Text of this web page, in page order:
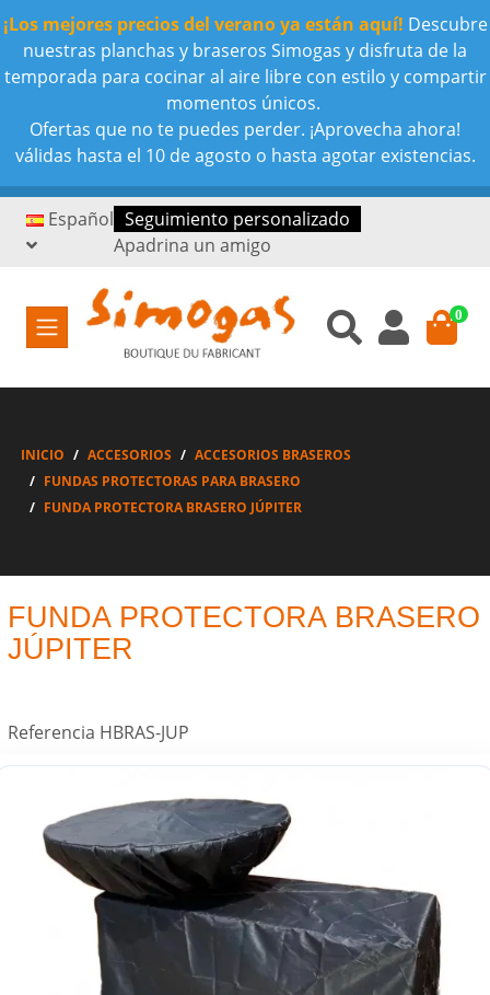
¡Los mejores precios del verano ya están aquí! Descubre
nuestras planchas y braseros Simogas y disfruta de la
temporada para cocinar al aire libre con estilo y compartir
momentos únicos.
Ofertas que no te puedes perder. ¡Aprovecha ahora!
válidas hasta el 10 de agosto o hasta agotar existencias.
Español Seguimiento personalizado
Apadrina un amigo
0
INICIO ACCESORIOS
ACCESORIOS BRASEROS
FUNDAS PROTECTORAS PARA BRASERO
FUNDA PROTECTORA BRASERO JÚPITER
FUNDA PROTECTORA BRASERO
JÚPITER
Referencia HBRAS-JUP